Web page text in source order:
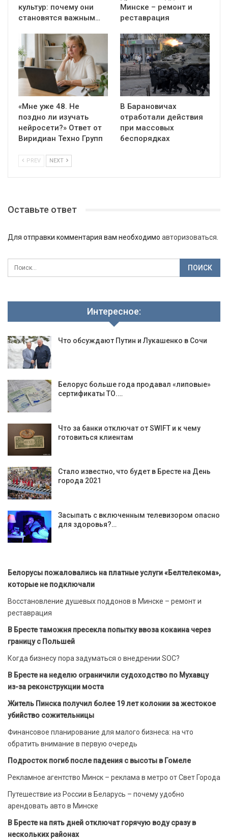
культур: почему они
становятся важным…
Минске – ремонт и
реставрация
«Мне уже 48. Не
поздно ли изучать
нейросети?» Ответ от
Виридиан Техно Групп
В Барановичах
отработали действия
при массовых
беспорядках
PREV NEXT
Оставьте ответ
Для отправки комментария вам необходимо авторизоваться.
Интересное:
Что обсуждают Путин и Лукашенко в Сочи
Белорус больше года продавал «липовые»
сертификаты ТО.…
Что за банки отключат от SWIFT и к чему
готовиться клиентам
Стало известно, что будет в Бресте на День
города 2021
Засыпать с включенным телевизором опасно
для здоровья?…
Белорусы пожаловались на платные услуги «Белтелекома»,
которые не подключали
Восстановление душевых поддонов в Минске – ремонт и
реставрация
В Бресте таможня пресекла попытку ввоза кокаина через
границу с Польшей
Когда бизнесу пора задуматься о внедрении SOC?
В Бресте на неделю ограничили судоходство по Мухавцу
из-за реконструкции моста
Житель Пинска получил более 19 лет колонии за жестокое
убийство сожительницы
Финансовое планирование для малого бизнеса: на что
обратить внимание в первую очередь
Подросток погиб после падения с высоты в Гомеле
Рекламное агентство Минск – реклама в метро от Свет Города
Путешествие из России в Беларусь – почему удобно
арендовать авто в Минске
В Бресте на пять дней отключат горячую воду сразу в
нескольких районах